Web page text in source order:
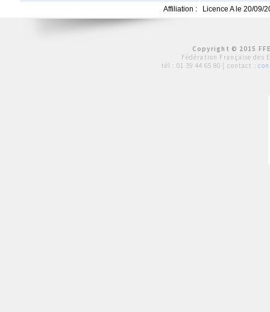
Affiliation :
Licence A le 20/09/
Copyright © 2015
Fédération Française des
tél : 01 39 44 65 80 | contact :